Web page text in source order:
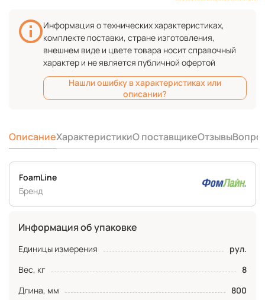
Информация о технических характеристиках,
комплекте поставки, стране изготовления,
внешнем виде и цвете товара носит справочный
характер и не является публичной офертой
Нашли ошибку в характеристиках или
описании?
ОписаниеХарактеристикиО поставщикеОтзывы
FoamLine
Бренд
Информация об упаковке
Единицы измерения
рул.
Вес, кг
8
Длина, мм
800